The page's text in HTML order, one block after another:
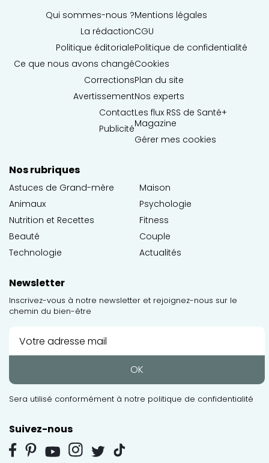
Qui sommes-nous ?
La rédaction
Politique éditoriale
Ce que nous avons changé
Corrections
Avertissement
Contact
Publicité
Mentions légales
CGU
Politique de confidentialité
Cookies
Plan du site
Nos experts
Les flux RSS de Santé+
Magazine
Gérer mes cookies
Nos rubriques
Astuces de Grand-mère
Animaux
Nutrition et Recettes
Beauté
Technologie
Maison
Psychologie
Fitness
Couple
Actualités
Newsletter
Inscrivez-vous à notre newsletter et rejoignez-nous sur le
chemin du bien-être
OK
Sera utilisé conformément à notre politique de confidentialité
Suivez-nous